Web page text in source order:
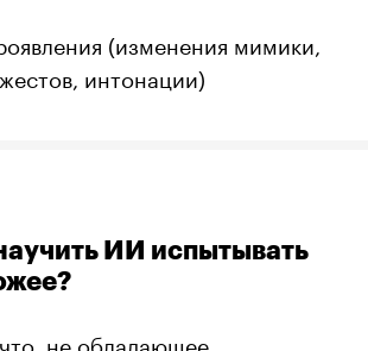
(изменения мимики,
интонации)
ИИ испытывать
не обладающее